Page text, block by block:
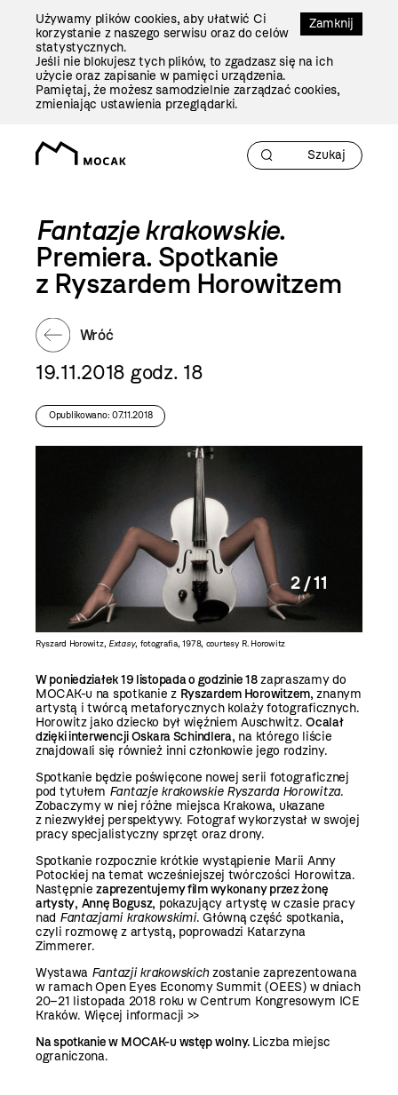
Zamknij
Używamy plików cookies, aby ułatwić Ci
korzystanie z naszego serwisu oraz do celów
statystycznych.
Jeśli nie blokujesz tych plików, to zgadzasz się na ich
użycie oraz zapisanie w pamięci urządzenia.
Pamiętaj, że możesz samodzielnie zarządzać cookies,
zmieniając ustawienia przeglądarki.
Fantazje krakowskie.
Premiera. Spotkanie
z Ryszardem Horowitzem
Wróć
19.11.2018 godz. 18
Opublikowano: 07.11.2018
Ryszard Horowitz, Extasy, fotografia, 1978, courtesy R. Horowitz
2 / 11
W poniedziałek 19 listopada o godzinie 18zapraszamy do
MOCAK-u na spotkanie z Ryszardem Horowitzem, znanym
artystą i twórcą metaforycznych kolaży fotograficznych.
Horowitz jako dziecko był więźniem Auschwitz.Ocalał
dzięki interwencji Oskara Schindlera, na którego liście
znajdowali się również inni członkowie jego rodziny.
Spotkanie będzie poświęcone nowej serii fotograficznej
pod tytułem Fantazje krakowskie Ryszarda Horowitza.
Zobaczymy w niej różne miejsca Krakowa, ukazane
z niezwykłej perspektywy. Fotograf wykorzystał w swojej
pracy specjalistyczny sprzęt oraz drony.
Spotkanie rozpocznie krótkie wystąpienie Marii Anny
Potockiej na temat wcześniejszej twórczości Horowitza.
Następniezaprezentujemy film wykonany przez żonę
artysty, Annę Bogusz, pokazujący artystę w czasie pracy
nad Fantazjami krakowskimi. Główną część spotkania,
czyli rozmowę z artystą, poprowadzi Katarzyna
Zimmerer.
Wystawa Fantazji krakowskichzostanie zaprezentowana
w ramach Open Eyes Economy Summit (OEES) w dniach
20–21 listopada 2018 roku w Centrum Kongresowym ICE
Kraków. Więcej informacji >>
Na spotkanie w MOCAK-u wstęp wolny. Liczba miejsc
ograniczona.